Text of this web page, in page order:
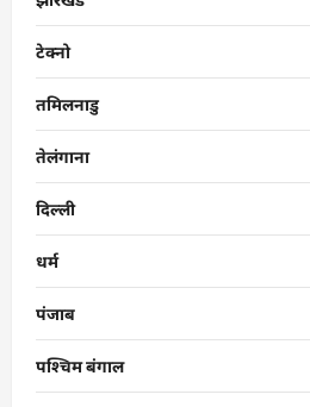
टेक्नो
तमिलनाडु
तेलंगाना
दिल्ली
धर्म
पंजाब
पश्चिम बंगाल